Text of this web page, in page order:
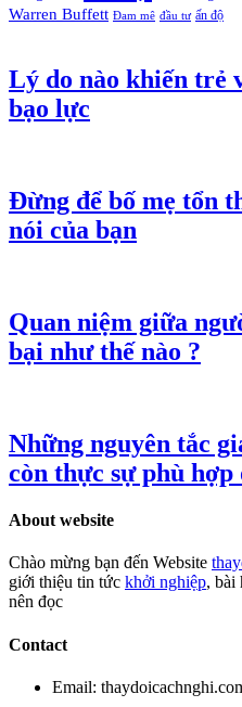
Warren Buffett Đam mê đầu tư ấn độ
Lý do nào khiến trẻ
bạo lực
Đừng để bố mẹ tổn
nói của bạn
Quan niệm giữa
bại như thế nào ?
Những nguyên tắc
còn thực sự phù
About website
Chào mừng bạn đến Website
giới thiệu tin tức khởi nghiệp, bài
nên đọc
Contact
Email: